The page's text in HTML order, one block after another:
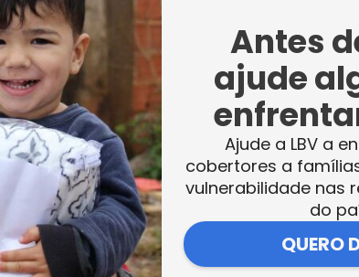
não estamos dizendo que daqui
longos períodos pode prejudicar e
trarão uma melhor qualidade de
da Boa Vontade esse e outros
as crianças, adolescentes e jovens
de Assistência Social da Instituição.
Antes
ajude
Ajude a LBV a
cobertores a
vulnerabilidade nas
do
QUERO